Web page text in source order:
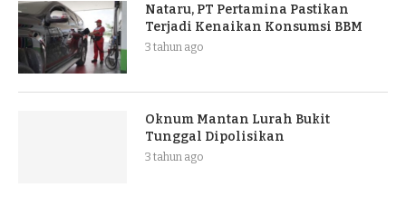
Nataru, PT Pertamina Pastikan
Terjadi Kenaikan Konsumsi BBM
3 tahun ago
Oknum Mantan Lurah Bukit
Tunggal Dipolisikan
3 tahun ago